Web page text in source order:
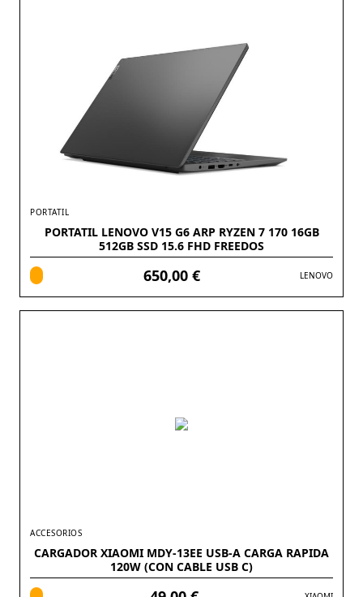
PORTATIL
PORTATIL LENOVO V15 G6 ARP RYZEN 7 170 16GB
512GB SSD 15.6 FHD FREEDOS
650,00 € LENOVO
ACCESORIOS
CARGADOR XIAOMI MDY-13EE USB-A CARGA RAPIDA
120W (CON CABLE USB C)